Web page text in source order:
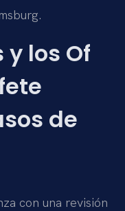
y los Of
de
con una revisión